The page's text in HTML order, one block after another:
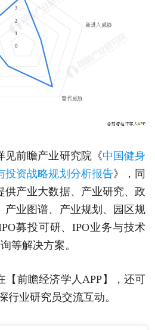
见前瞻产业研究院《中国健身
投资战略规划分析报告》，同
供产业大数据、产业研究、政
产业图谱、产业规划、园区规
募投可研、IPO业务与技术
等解决方案。
【前瞻经济学人APP】，还可
行业研究员交流互动。